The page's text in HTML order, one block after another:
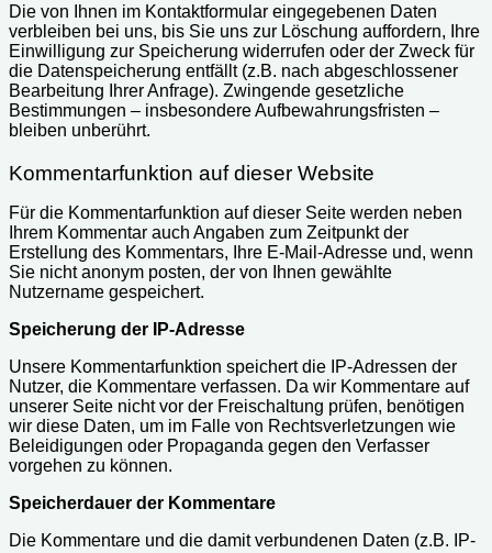
Die von Ihnen im Kontaktformular eingegebenen Daten
verbleiben bei uns, bis Sie uns zur Löschung auffordern, Ihre
Einwilligung zur Speicherung widerrufen oder der Zweck für
die Datenspeicherung entfällt (z.B. nach abgeschlossener
Bearbeitung Ihrer Anfrage). Zwingende gesetzliche
Bestimmungen – insbesondere Aufbewahrungsfristen –
bleiben unberührt.
Kommentarfunktion auf dieser Website
Für die Kommentarfunktion auf dieser Seite werden neben
Ihrem Kommentar auch Angaben zum Zeitpunkt der
Erstellung des Kommentars, Ihre E-Mail-Adresse und, wenn
Sie nicht anonym posten, der von Ihnen gewählte
Nutzername gespeichert.
Speicherung der IP-Adresse
Unsere Kommentarfunktion speichert die IP-Adressen der
Nutzer, die Kommentare verfassen. Da wir Kommentare auf
unserer Seite nicht vor der Freischaltung prüfen, benötigen
wir diese Daten, um im Falle von Rechtsverletzungen wie
Beleidigungen oder Propaganda gegen den Verfasser
vorgehen zu können.
Speicherdauer der Kommentare
Die Kommentare und die damit verbundenen Daten (z.B. IP-